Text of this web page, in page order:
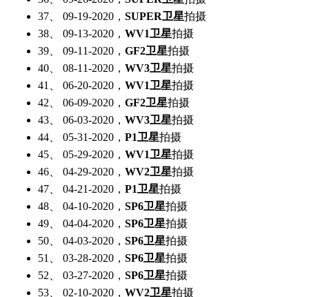
37、 09-19-2020， SUPER卫星拍摄
38、 09-13-2020， WV1卫星拍摄
39、 09-11-2020， GF2卫星拍摄
40、 08-11-2020， WV3卫星拍摄
41、 06-20-2020， WV1卫星拍摄
42、 06-09-2020， GF2卫星拍摄
43、 06-03-2020， WV3卫星拍摄
44、 05-31-2020， P1卫星拍摄
45、 05-29-2020， WV1卫星拍摄
46、 04-29-2020， WV2卫星拍摄
47、 04-21-2020， P1卫星拍摄
48、 04-10-2020， SP6卫星拍摄
49、 04-04-2020， SP6卫星拍摄
50、 04-03-2020， SP6卫星拍摄
51、 03-28-2020， SP6卫星拍摄
52、 03-27-2020， SP6卫星拍摄
53、 02-10-2020， WV2卫星拍摄